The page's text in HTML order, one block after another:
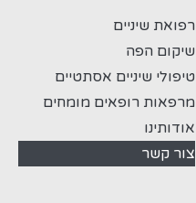
רפואת שיניים
שיקום הפה
טיפולי שיניים אסתטיים
מרפאות רופאים מומחים
אודותינו
צור קשר